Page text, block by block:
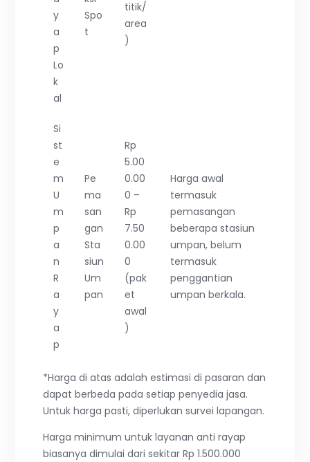
y
a
p
Lo
k
al
Spo
t
titik/
area
)
Si
st
e
m
U
m
p
a
n
R
a
y
a
p
Pe
ma
san
gan
Sta
siun
Um
pan
Rp
5.00
0.00
0 –
Rp
7.50
0.00
0
(pak
et
awal
)
Harga awal
termasuk
pemasangan
beberapa stasiun
umpan, belum
termasuk
penggantian
umpan berkala.
*Harga di atas adalah estimasi di pasaran dan
dapat berbeda pada setiap penyedia jasa.
Untuk harga pasti, diperlukan survei lapangan.
Harga minimum untuk layanan anti rayap
biasanya dimulai dari sekitar Rp 1.500.000